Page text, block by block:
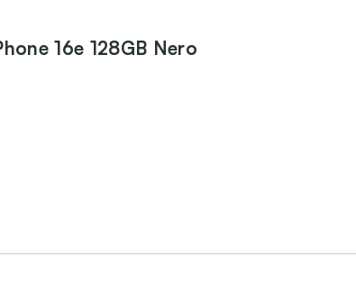
16e 128GB Nero